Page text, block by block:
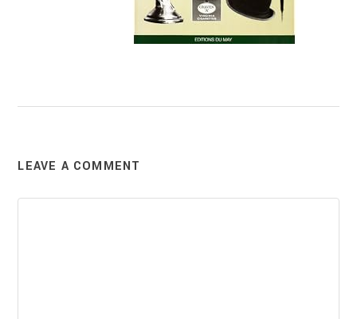
LEAVE A COMMENT